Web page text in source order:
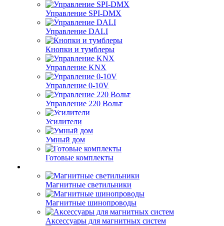
Управление SPI-DMX
Управление DALI
Кнопки и тумблеры
Управление KNX
Управление 0-10V
Управление 220 Вольт
Усилители
Умный дом
Готовые комплекты
Магнитные светильники
Магнитные шинопроводы
Аксессуары для магнитных систем